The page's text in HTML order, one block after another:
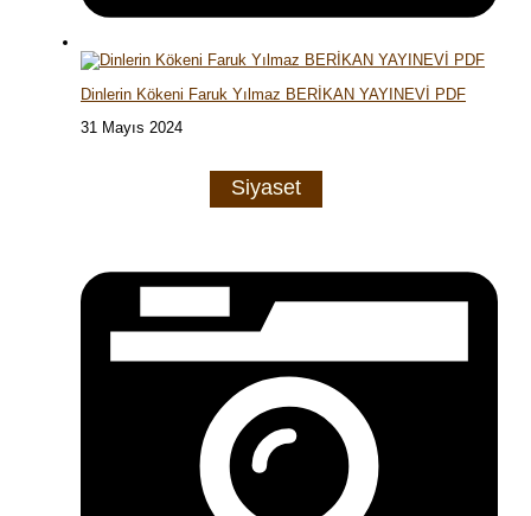
Dinlerin Kökeni Faruk Yılmaz BERİKAN YAYINEVİ PDF
31 Mayıs 2024
Siyaset